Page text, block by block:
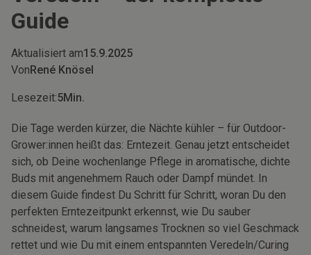
Guide
Aktualisiert am15.9.2025
VonRené Knösel
Lesezeit:5Min.
Die Tage werden kürzer, die Nächte kühler – für Outdoor-
Grower:innen heißt das: Erntezeit. Genau jetzt entscheidet
sich, ob Deine wochenlange Pflege in aromatische, dichte
Buds mit angenehmem Rauch oder Dampf mündet. In
diesem Guide findest Du Schritt für Schritt, woran Du den
perfekten Erntezeitpunkt erkennst, wie Du sauber
schneidest, warum langsames Trocknen so viel Geschmack
rettet und wie Du mit einem entspannten Veredeln/Curing